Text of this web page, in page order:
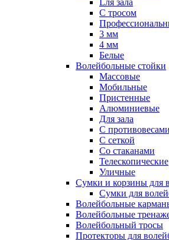
Lля зала
C тросом
3 мм
4 мм
Белые
Волейбольные стойки
Массовые
Мобильные
Пристенные
Алюминиевые
Для зала
С противовесами
С сеткой
Со стаканами
Телескопические
Уличные
Сумки и корзины для
Сумки для
Волейбольные
Волейбольные
Волейбольный тросы
Протекторы для